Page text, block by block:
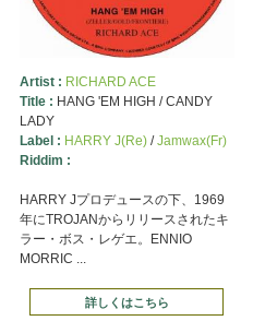
Artist : RICHARD ACE
Title : HANG 'EM HIGH / CANDY
LADY
Label : HARRY J(Re)/Jamwax(Fr)
Riddim :
HARRY Jプロデュースの下、1969
年にTROJANからリリースされたキ
ラー・ボス・レゲエ。ENNIO
MORRIC ...
詳しくはこちら